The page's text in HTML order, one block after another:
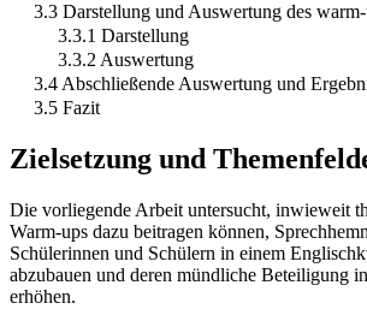
3.3 Darstellung und Auswertung des
3.3.1 Darstellung
3.3.2 Auswertung
3.4 Abschließende Auswertung und
3.5 Fazit
Zielsetzung und
Die vorliegende Arbeit untersucht, inwieweit
Warm-ups dazu beitragen können,
Schülerinnen und Schülern in einem
abzubauen und deren mündliche Beteiligung
erhöhen.